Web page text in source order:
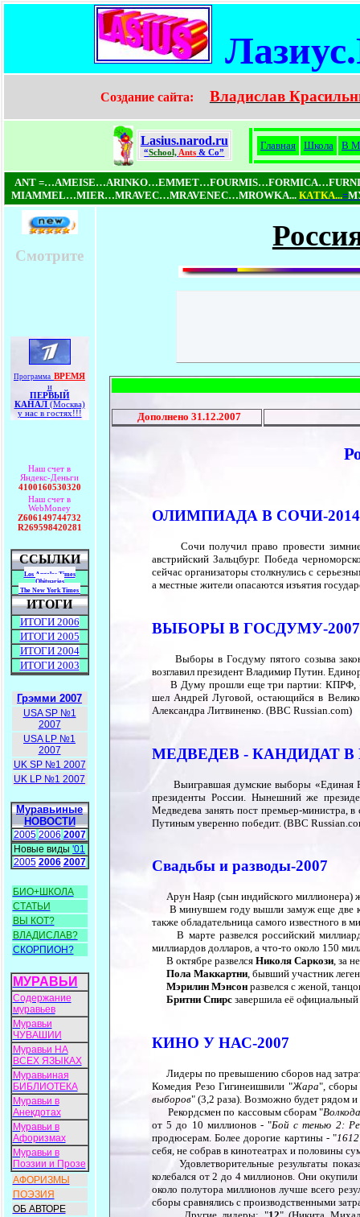
Создание сайта: Владислав
Lasius.narod.ru
“School, Ants & Co”
Главная Школа В
ANT
MIAMMEL…MIER…MRAVEC…MRAVENEC…MROWKA... КAТКA...=
Смотрите
Программа ВРЕМЯ
и
ПЕРВЫЙ
КАНАЛ(Москва)
у нас в гостях!!!
Наш счет в
Яндекс-Деньги
4100160530320
Наш счет в
WebMoney
Z606149744732
R269598420281
ССЫЛКИ
Los Angeles Times
Obituaries
The New York Times
ИТОГИ
ИТОГИ 2006
ИТОГИ 2005
ИТОГИ 2004
ИТОГИ 2003
Грэмми 2007
USA SP №1
2007
USA LP №1
2007
UK SP №1 2007
UK LP №1 2007
Муравьиные
НОВОСТИ
2005 2006 2007
Новые виды'01
2005 2006 2007
БИО+ШКОЛА
СТАТЬИ
ВЫ КОТ?
ВЛАДИСЛАВ?
СКОРПИОН?
МУРАВЬИ
Содержание
муравьев
Муравьи
ЧУВАШИИ
Муравьи НА
ВСЕХ ЯЗЫКАХ
Муравьиная
БИБЛИОТЕКА
Муравьи в
Анекдотах
Муравьи в
Афоризмах
Муравьи в
Поэзии и Прозе
АФОРИЗМЫ
ПОЭЗИЯ
ОБ АВТОРЕ
Дополнено 31.12.2007
ОЛИМПИАДА В СОЧИ-2014
Сочи получил право провести зимние
австрийский Зальцбург. Победа
сейчас организаторы столкнулись с
а местные жители опасаются изъятия
ВЫБОРЫ В ГОСДУМУ-2007
Выборы в Госдуму пятого созыва
возглавил президент Владимир Путин.
В Думу прошли еще три партии: КПРФ,
шел Андрей Луговой, остающийся в
Александра Литвиненко. (BBC Russian.com)
МЕДВЕДЕВ - КАНДИДАТ
Выигравшая думские выборы «Единая
президенты России. Нынешний же
Медведева занять пост премьер-министра,
Путиным уверенно победит. (BBC
Свадьбы и разводы-2007
Арун Наяр (сын индийского миллионера)
В минувшем году вышли замуж еще две
также обладательница самого известного в
В марте развелся российский
миллиардов долларов, а что-то около 150
В октябре развелсяНиколя Саркози, за
Пола Маккартни, бывший участник
Мэрилин Мэнсон развелся с женой,
Бритни Спирс завершила её
КИНО У НАС-2007
Лидеры по превышению сборов над
Комедия Резо Гигинеишвили "Жара", сборы
выборов" (3,2 раза). Возможно будет рядом
Рекордсмен по кассовым сборам "
от 5 до 10 миллионов - "Бой с тенью 2:
продюсерам. Более дорогие картины - "1612
себя, не собрав в кинотеатрах и половины
Удовлетворительные результаты
колебался от 2 до 4 миллионов. Они
около полутора миллионов лучше всего
сборы сравнялись с производственными